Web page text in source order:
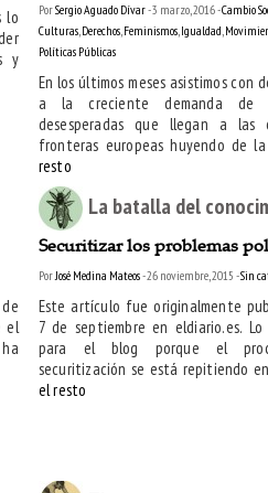
lo
y
PorSergio Aguado Dívar- 3 marzo, 2016 -Cambio
Culturas,Derechos,Feminismos,Igualdad,
Políticas Públicas
En los últimos meses asistimos con
a la creciente demanda de
desesperadas que llegan a las
fronteras europeas huyendo de
resto
el
La batalla del
Securitizar los problemas
PorJosé Medina Mateos- 26 noviembre, 2015 -Sin
Este artículo fue originalmente
7 de septiembre en eldiario.es. Lo
para el blog porque el
securitización se está repitiendo
el resto